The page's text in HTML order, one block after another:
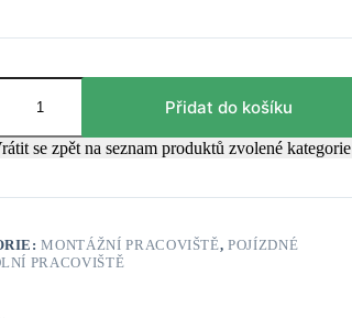
Přidat do košíku
se zpět na seznam produktů zvolené kategorie
MONTÁŽNÍ PRACOVIŠTĚ,POJÍZDNÉ
PRACOVIŠTĚ